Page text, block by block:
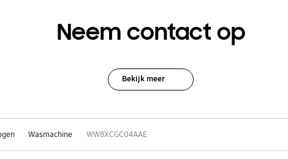
Neem contact op
Bekijk meer
Wasmachine WW8XCGC04AAE